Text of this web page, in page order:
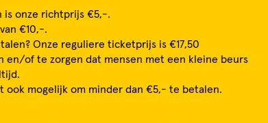
is onze richtprijs €5,-.
€10,-.
Onze reguliere ticketprijs is €17,50
en/of te zorgen dat mensen met een kleine beurs
ook mogelijk om minder dan €5,- te betalen.